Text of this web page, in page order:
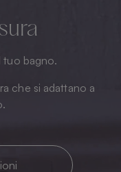
tuo bagno.
che si adattano a